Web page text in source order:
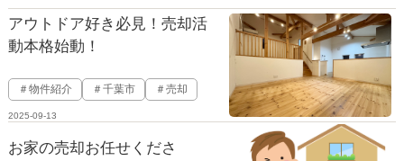
アウトドア好き必見！売却活
動本格始動！
＃物件紹介 ＃千葉市 ＃売却
2025-09-13
お家の売却お任せくださ